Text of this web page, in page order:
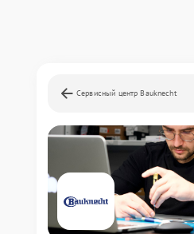
Сервисный центр Bauknecht